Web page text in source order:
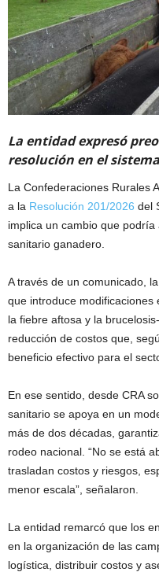
La entidad expresó
resolución en el
La Confederaciones Rurales
a la Resolución 201/2026 del
implica un cambio que
sanitario ganadero.
A través de un comunicado,
que introduce modificaciones
la fiebre aftosa y la
reducción de costos que,
beneficio efectivo para el
En ese sentido, desde CRA
sanitario se apoya en un
más de dos décadas,
rodeo nacional. “No se está
trasladan costos y riesgos,
menor escala”, señalaron.
La entidad remarcó que los
en la organización de las
logística, distribuir costos y